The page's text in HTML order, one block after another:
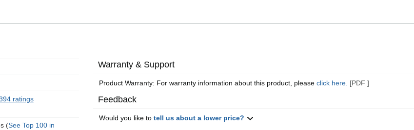
ratings
(See Top 100 in
Warranty & Support
Product Warranty: For warranty information about this product, pleaseclick here. [PDF ]
Feedback
Would you like totell us about a lower price?